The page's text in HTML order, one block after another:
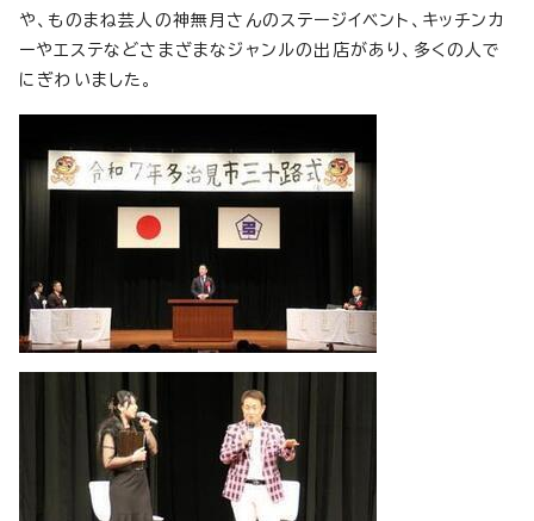
や、ものまね芸人の神無月さんのステージイベント、キッチンカ
ーやエステなどさまざまなジャンルの出店があり、多くの人で
にぎわいました。